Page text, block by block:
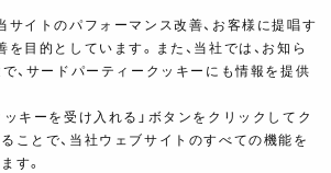
ム
サイトのパフォーマンス改善、お客様に提唱す
を目的としています。また、当社では、お知ら
で、サードパーティークッキーにも情報を提供
ッキーを受け入れる」ボタンをクリックしてク
ことで、当社ウェブサイトのすべての機能を
す。